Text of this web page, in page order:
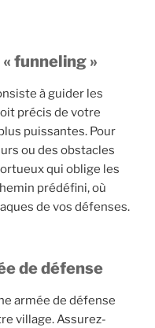
funneling »
à guider les
précis de votre
puissantes. Pour
ou des obstacles
qui oblige les
prédéfini, où
de vos défenses.
de défense
armée de défense
village. Assurez-